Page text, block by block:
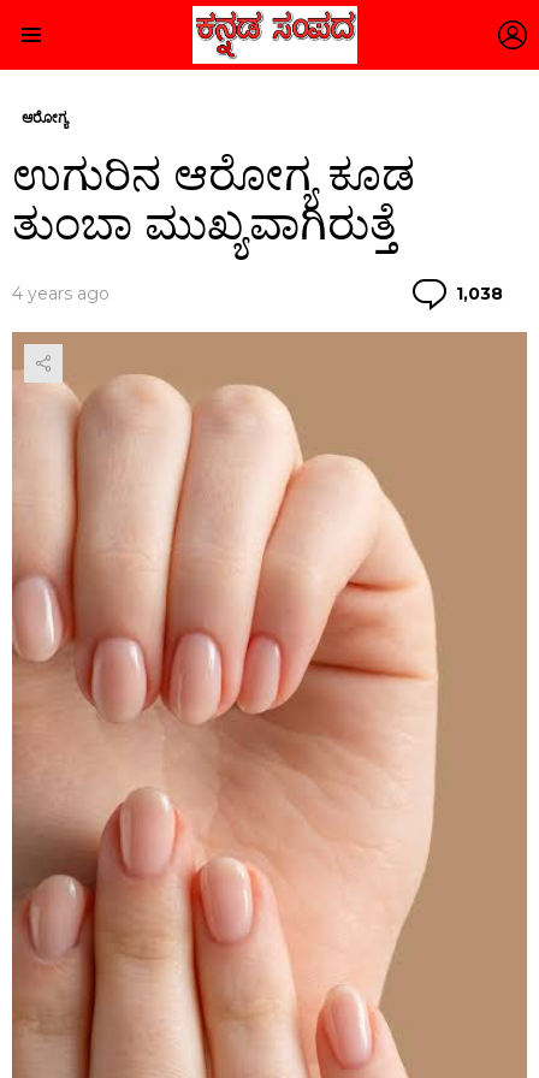
ಆರೋಗ್ಯ
ಉಗುರಿನ ಆರೋಗ್ಯ ಕೂಡ
ತುಂಬಾ ಮುಖ್ಯವಾಗಿರುತ್ತೆ
4 years ago 1,038